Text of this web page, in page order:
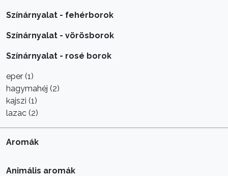
Színárnyalat - fehérborok
Színárnyalat - vörösborok
Színárnyalat - rosé borok
eper (1)
hagymahéj (2)
kajszi (1)
lazac (2)
Aromák
Animális aromák